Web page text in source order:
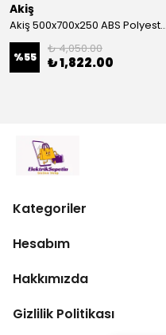
Akiş
Akiş 500x700x250 ABS Polyester Pano | Duvar Pano | Plastik Elektrik Panosu
%55
₺ 4,050.00
₺ 1,822.00
Kategoriler
Hesabım
Hakkımızda
Gizlilik Politikası